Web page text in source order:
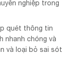
nghiệp trong
quét thông tin
nhanh chóng và
và loại bỏ sai sót